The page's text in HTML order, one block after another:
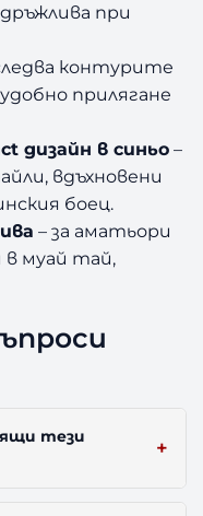
при
контурите
прилягане
дизайн в синьо –
вдъхновени
боец.
– за аматьори
в муай тай,
тези